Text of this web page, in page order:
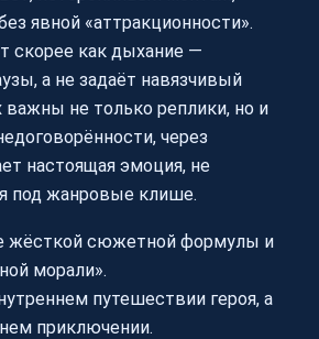
явной «аттракционности».
скорее как дыхание —
а не задаёт навязчивый
важны не только реплики, но и
через
настоящая эмоция, не
под жанровые клише.
жёсткой сюжетной формулы и
морали».
путешествии героя, а
приключении.